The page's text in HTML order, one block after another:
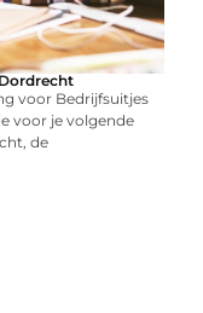
voor Bedrijfsuitjes
voor je volgende
de